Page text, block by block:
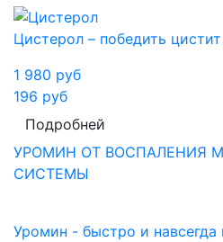
Цистерол – победить цистит
1 980 руб
196 руб
Подробней
УРОМИН ОТ ВОСПАЛЕНИЯ
СИСТЕМЫ
Уромин - быстро и навсегда